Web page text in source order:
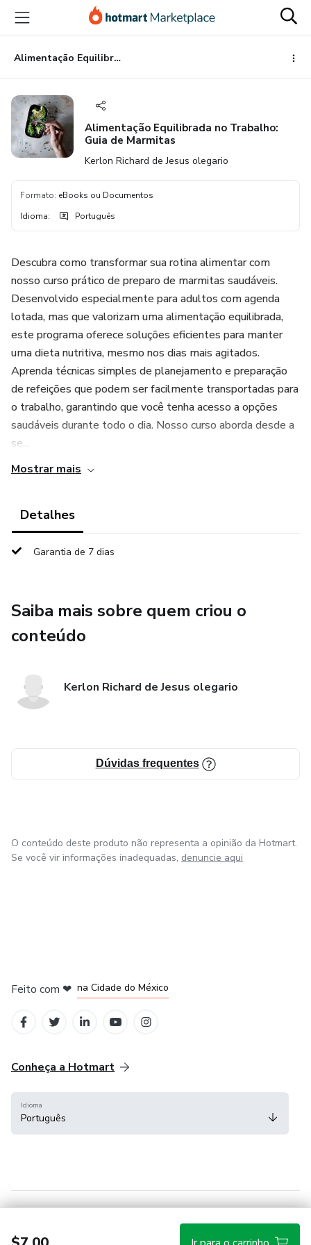
para
conteúdo
principal
para
pagamento
para
rodapé
Alimentação Equilibrada no Trabalho: Guia de Marmitas
Alimentação Equilibrada no Trabalho:
Guia de Marmitas
Kerlon Richard de Jesus olegario
Formato: eBooks ou Documentos
Idioma: Português
Descubra como transformar sua rotina alimentar com
nosso curso prático de preparo de marmitas saudáveis.
Desenvolvido especialmente para adultos com agenda
lotada, mas que valorizam uma alimentação equilibrada,
este programa oferece soluções eficientes para manter
uma dieta nutritiva, mesmo nos dias mais agitados.
Aprenda técnicas simples de planejamento e preparação
de refeições que podem ser facilmente transportadas para
o trabalho, garantindo que você tenha acesso a opções
saudáveis durante todo o dia. Nosso curso aborda desde a
se...
Mostrar mais
Detalhes
Garantia de 7 dias
Saiba mais sobre quem criou o
conteúdo
Kerlon Richard de Jesus olegario
Dúvidas frequentes
O conteúdo deste produto não representa a opinião da Hotmart.
Se você vir informações inadequadas, denuncie aqui
Feito com ❤ na Cidade do México
Conheça a Hotmart
Idioma
Português